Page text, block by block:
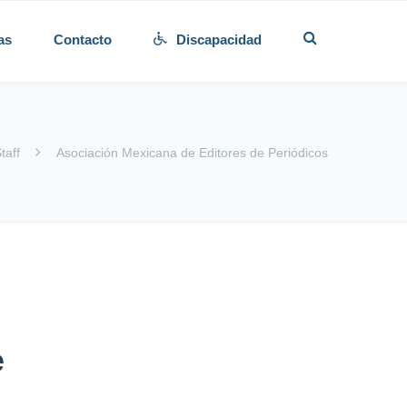
Contacto Discapacidad
Asociación Mexicana de Editores de Periódicos